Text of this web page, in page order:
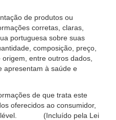
de produtos ou
corretas, claras,
portuguesa sobre suas
composição, preço,
entre outros dados,
apresentam à saúde e
de que trata este
oferecidos ao consumidor,
(Incluído pela Lei